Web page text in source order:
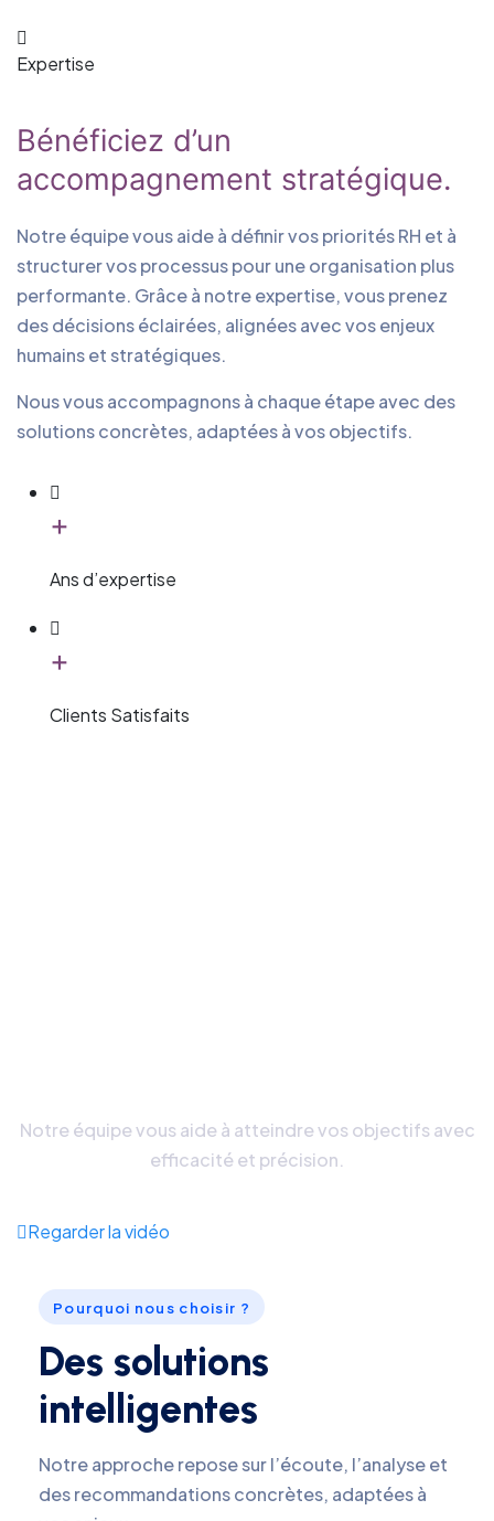
Expertise
Bénéficiez d’un
accompagnement stratégique.
Notre équipe vous aide à définir vos priorités RH et à
structurer vos processus pour une organisation plus
performante. Grâce à notre expertise, vous prenez
des décisions éclairées, alignées avec vos enjeux
humains et stratégiques.
Nous vous accompagnons à chaque étape avec des
solutions concrètes, adaptées à vos objectifs.
+
Ans d’expertise
+
Clients Satisfaits
Notre équipe vous aide à atteindre vos objectifs avec
efficacité et précision.
Regarder la vidéo
Pourquoi nous choisir ?
Des solutions
intelligentes
Notre approche repose sur l’écoute, l’analyse et
des recommandations concrètes, adaptées à